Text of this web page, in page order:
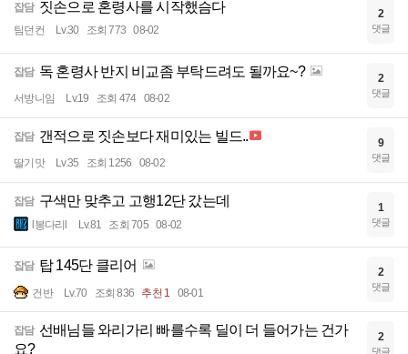
잡담 짓손으로 혼령사를 시작했슴다
팀던컨 Lv.30 조회 773 08-02
2
댓글
잡담 독 혼령사 반지 비교좀 부탁드려도 될까요~?
서방니임 Lv.19 조회 474 08-02
2
댓글
잡담 갠적으로 짓손보다 재미있는 빌드..
딸기맛 Lv.35 조회 1256 08-02
9
댓글
잡담 구색만 맞추고 고행12단 갔는데
l봉다리l Lv.81 조회 705 08-02
1
댓글
잡담 탑 145단 클리어
건반 Lv.70 조회 836 추천 1 08-01
2
댓글
잡담 선배님들 와리가리 빠를수록 딜이 더 들어가는 건가
요?
2
댓글